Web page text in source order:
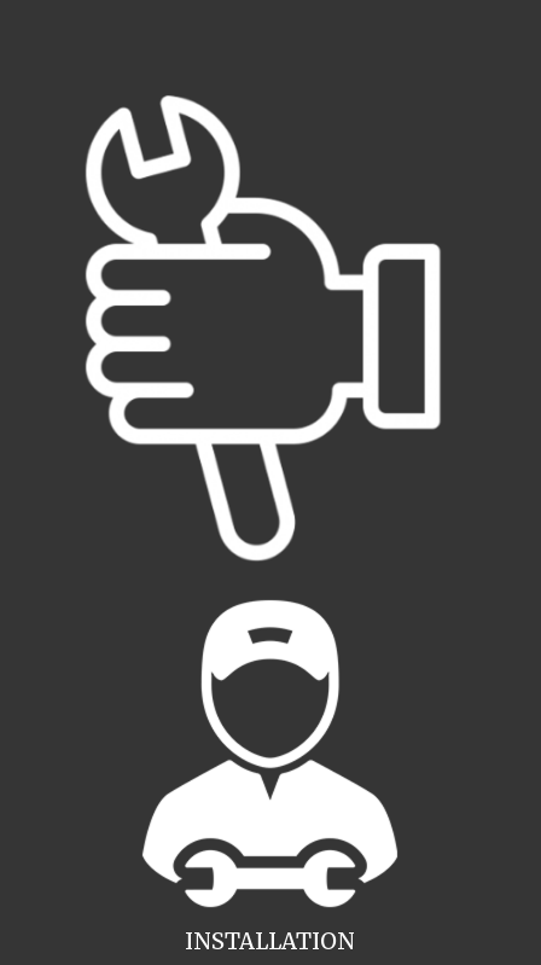
INSTALLATION